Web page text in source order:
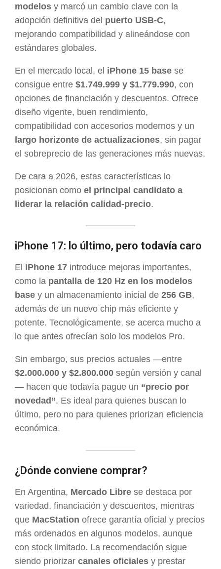
modelos y marcó un cambio clave con la
adopción definitiva del puerto USB-C,
mejorando compatibilidad y alineándose con
estándares globales.
En el mercado local, el iPhone 15 base se
consigue entre $1.749.999 y $1.779.990, con
opciones de financiación y descuentos. Ofrece
diseño vigente, buen rendimiento,
compatibilidad con accesorios modernos y un
largo horizonte de actualizaciones, sin pagar
el sobreprecio de las generaciones más nuevas.
De cara a 2026, estas características lo
posicionan como el principal candidato a
liderar la relación calidad-precio.
iPhone 17: lo último, pero todavía caro
El iPhone 17 introduce mejoras importantes,
como la pantalla de 120 Hz en los modelos
base y un almacenamiento inicial de 256 GB,
además de un nuevo chip más eficiente y
potente. Tecnológicamente, se acerca mucho a
lo que antes ofrecían solo los modelos Pro.
Sin embargo, sus precios actuales —entre
$2.000.000 y $2.800.000 según versión y canal
— hacen que todavía pague un “precio por
novedad”. Es ideal para quienes buscan lo
último, pero no para quienes priorizan eficiencia
económica.
¿Dónde conviene comprar?
En Argentina, Mercado Libre se destaca por
variedad, financiación y descuentos, mientras
que MacStation ofrece garantía oficial y precios
más ordenados en algunos modelos, aunque
con stock limitado. La recomendación sigue
siendo priorizar canales oficiales y prestar